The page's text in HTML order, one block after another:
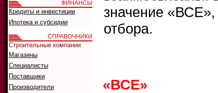
значение
отбора.
«ВСЕ»
ФИНАНСЫ
Кредиты и инвестиции
Ипотека и субсидии
СПРАВОЧНИКИ
Строительные компании
Магазины
Специалисты
Поставщики
Производители